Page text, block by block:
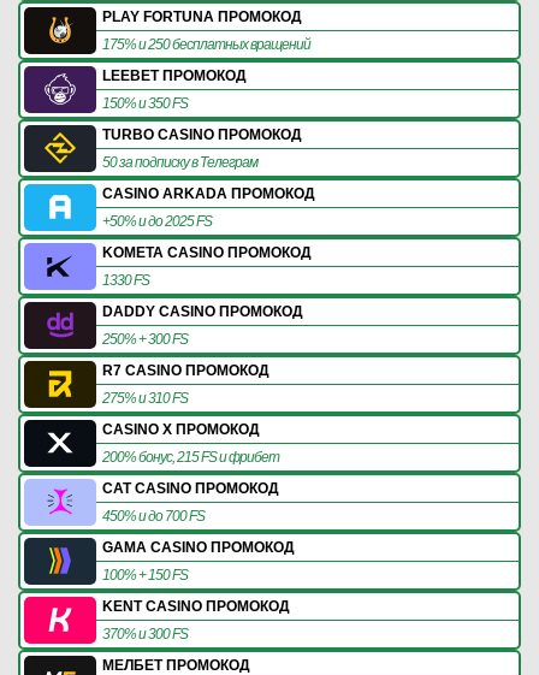
PLAY FORTUNA ПРОМОКОД
175% и 250 бесплатных вращений
LEEBET ПРОМОКОД
150% и 350 FS
TURBO CASINO ПРОМОКОД
50 за подписку в Телеграм
CASINO ARKADA ПРОМОКОД
+50% и до 2025 FS
KOMETA CASINO ПРОМОКОД
1330 FS
DADDY CASINO ПРОМОКОД
250% + 300 FS
R7 CASINO ПРОМОКОД
275% и 310 FS
CASINO X ПРОМОКОД
200% бонус, 215 FS и фрибет
CAT CASINO ПРОМОКОД
450% и до 700 FS
GAMA CASINO ПРОМОКОД
100% + 150 FS
KENT CASINO ПРОМОКОД
370% и 300 FS
МЕЛБЕТ ПРОМОКОД